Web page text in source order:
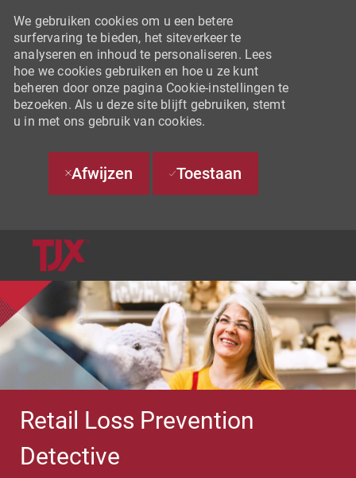
We gebruiken cookies om u een betere
surfervaring te bieden, het siteverkeer te
analyseren en inhoud te personaliseren. Lees
hoe we cookies gebruiken en hoe u ze kunt
beheren door onze pagina Cookie-instellingen te
bezoeken. Als u deze site blijft gebruiken, stemt
u in met ons gebruik van cookies.
Afwijzen Toestaan
Retail Loss Prevention
Detective